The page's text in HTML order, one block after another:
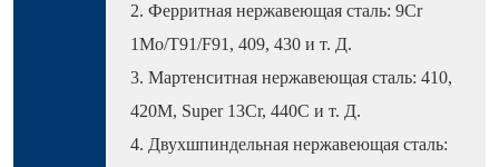
2. Ферритная нержавеющая сталь: 9Cr
1Mo/T91/F91, 409, 430 и т. Д.
3. Мартенситная нержавеющая сталь: 410,
420M, Super 13Cr, 440C и т. Д.
4. Двухшпиндельная нержавеющая сталь: